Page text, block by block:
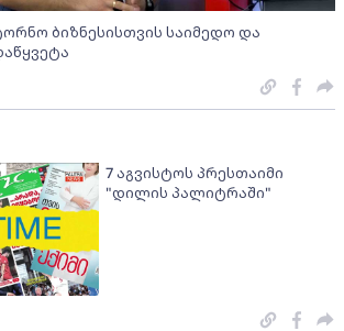
ბიზნესისთვის საიმედო და
7 აგვისტოს პრესთაიმი
"დილის პალიტრაში"